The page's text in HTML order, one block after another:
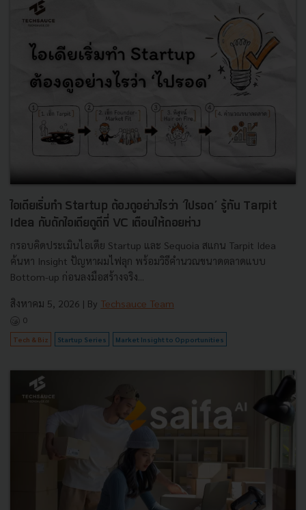
ไอเดียเริ่มทำ Startup ต้องดูอย่างไรว่า ‘ไปรอด’ รู้ทัน Tarpit
Idea กับดักไอเดียดูดีที่ VC เตือนให้ถอยห่าง
กรอบคิดประเมินไอเดีย Startup และ Sequoia สแกน Tarpit Idea
ค้นหา Insight ปัญหาผมไฟลุก พร้อมวิธีคำนวณขนาดตลาดแบบ
Bottom-up ก่อนลงมือสร้างจริง...
สิงหาคม 5, 2026 | By Techsauce Team
0
Tech & Biz Startup Series Market Insight to Opportunities